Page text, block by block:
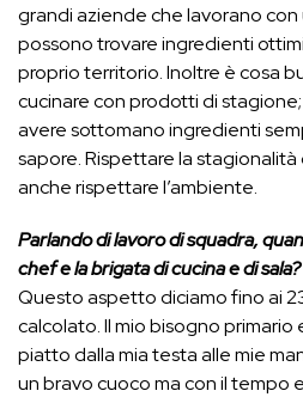
grandi aziende che lavorano
possono trovare ingredienti
proprio territorio. Inoltre è cosa
cucinare con prodotti di
avere sottomano ingredienti
sapore. Rispettare la
anche rispettare l’ambiente.
Parlando di lavoro di squadra,
chef e la brigata di cucina e di sala?
Questo aspetto diciamo fino ai
calcolato. Il mio bisogno primario
piatto dalla mia testa alle mie
un bravo cuoco ma con il tempo